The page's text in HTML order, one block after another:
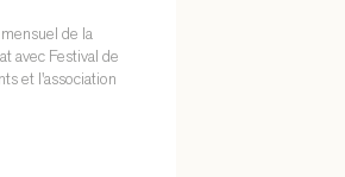
de la
avec Festival de
et l'association